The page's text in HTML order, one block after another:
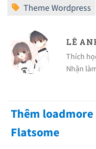
LÊ
Thích
Nhận
Thêm loadmore
Flatsome